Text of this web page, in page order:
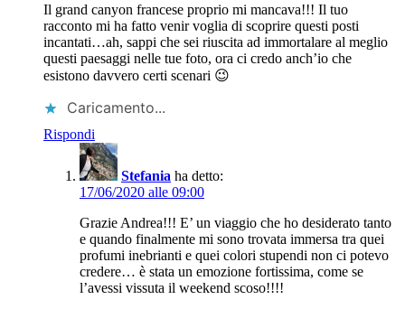
Il grand canyon francese proprio mi mancava!!! Il tuo
racconto mi ha fatto venir voglia di scoprire questi posti
incantati…ah, sappi che sei riuscita ad immortalare al meglio
questi paesaggi nelle tue foto, ora ci credo anch’io che
esistono davvero certi scenari 😉
Caricamento...
Rispondi
Stefania ha detto:
17/06/2020 alle 09:00
Grazie Andrea!!! E’ un viaggio che ho desiderato tanto
e quando finalmente mi sono trovata immersa tra quei
profumi inebrianti e quei colori stupendi non ci potevo
credere… è stata un emozione fortissima, come se
l’avessi vissuta il weekend scoso!!!!